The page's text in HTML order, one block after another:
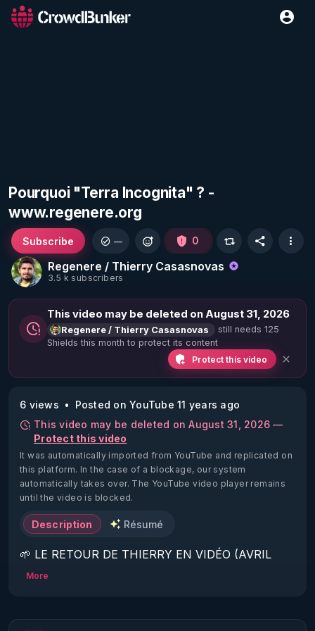
Pourquoi "Terra Incognita" ? -
www.regenere.org
Regenere / Thierry Casasnovas
3.5 k subscribers
Subscribe — 0
This video may be deleted on August 31, 2026
Regenere / Thierry Casasnovas
still needs 125
Shields this month to protect its content
Protect this video
6 views
Posted on YouTube 11 years ago
This video may be deleted on August 31, 2026 —
Protect this video
It was automatically imported from YouTube and replicated on
this platform. In the case of a blockage, our system
automatically takes over. The YouTube video player remains
until the video is blocked.
Description Résumé
🌱 LE RETOUR DE THIERRY EN VIDÉO (AVRIL
2022)!
https://www.rgnr.fr/presentation.html
More